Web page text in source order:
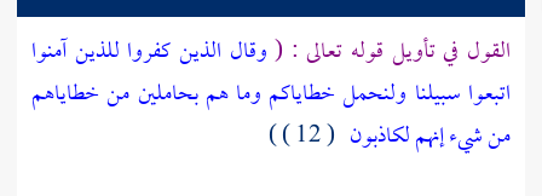
القول في تأويل قوله تعالى : (وقال الذين كفروا للذين آمنوا
اتبعوا سبيلنا ولنحمل خطاياكم وما هم بحاملين من خطاياهم
من شيء إنهم لكاذبون ( 12 ) )